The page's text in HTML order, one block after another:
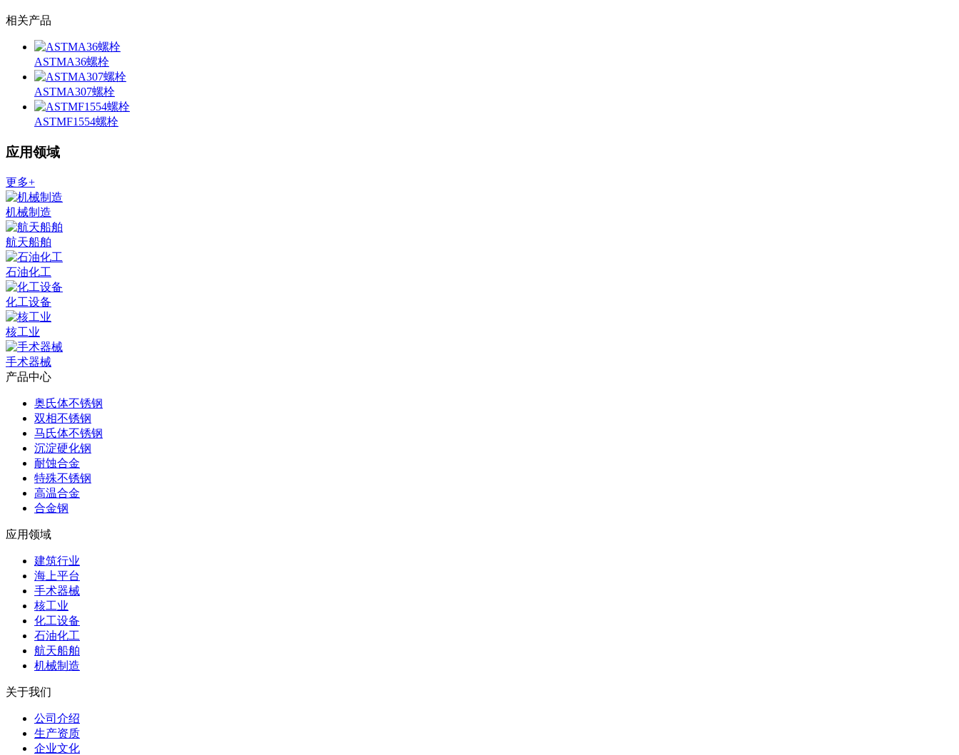
相关产品
ASTMA36螺栓
ASTMA307螺栓
ASTMF1554螺栓
应用领域
更多+
机械制造
航天船舶
石油化工
化工设备
核工业
手术器械
产品中心
奥氏体不锈钢
双相不锈钢
马氏体不锈钢
沉淀硬化钢
耐蚀合金
特殊不锈钢
高温合金
合金钢
应用领域
建筑行业
海上平台
手术器械
核工业
化工设备
石油化工
航天船舶
机械制造
关于我们
公司介绍
生产资质
企业文化